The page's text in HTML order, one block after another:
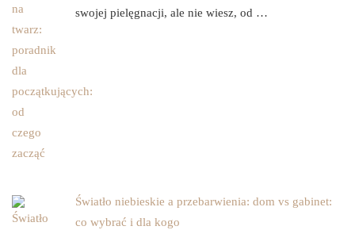
swojej pielęgnacji, ale nie wiesz, od …
Światło niebieskie a przebarwienia: dom vs gabinet:
co wybrać i dla kogo